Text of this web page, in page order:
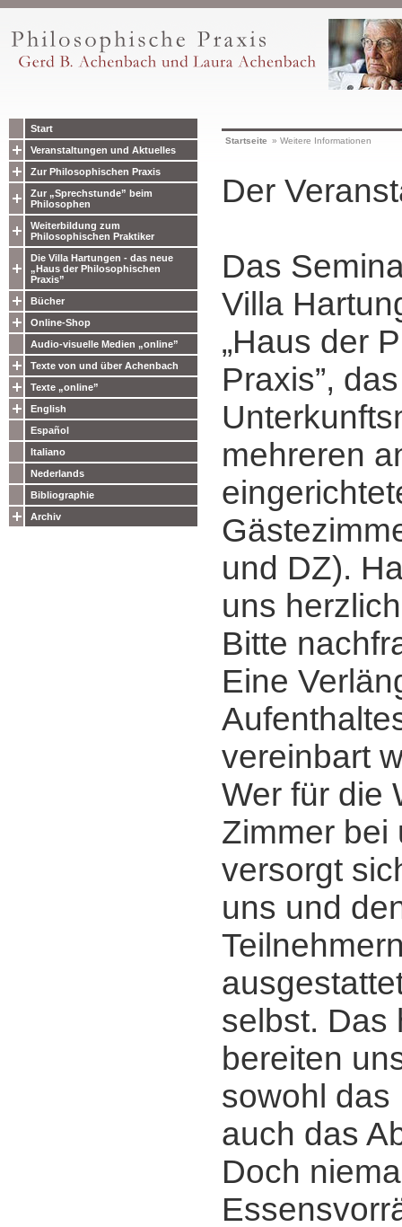
Start
Veranstaltungen und Aktuelles
Zur Philosophischen Praxis
Zur „Sprechstunde” beim
Philosophen
Weiterbildung zum
Philosophischen Praktiker
Die Villa Hartungen - das neue
„Haus der Philosophischen
Praxis”
Bücher
Online-Shop
Audio-visuelle Medien „online”
Texte von und über Achenbach
Texte „online”
English
Español
Italiano
Nederlands
Bibliographie
Archiv
Startseite » Weitere Informationen
Der
Das
Villa
„Haus der
Praxis”,
mehreren
und DZ).
uns
Bitte
Eine
vereinbart
Wer für die
Zimmer bei
versorgt
uns und
selbst. Das
bereiten
sowohl das
auch das
Doch